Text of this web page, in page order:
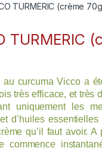
TURMERIC (crème
TURMERIC
au curcuma Vicco a
très efficace, et très
uniquement les
d’huiles
qu’il faut avoir.
commence